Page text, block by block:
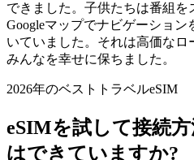
できました。子供たちは番組
Googleマップでナビゲーショ
いていました。それは高価なロ
みんなを幸せに保ちました。
2026年のベストトラベルeSIM
eSIMを試して接続
はできていますか?